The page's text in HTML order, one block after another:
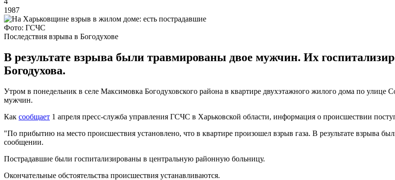
1987
Фото: ГСЧС
Последствия взрыва в Богодухове
В результате взрыва были травмированы двое мужчин. Их
Богодухова.
Утром в понедельник в селе Максимовка Богодуховского района в квартире двухэтажного жилого дома по улице
мужчин.
Как сообщает 1 апреля пресс-служба управления ГСЧС в Харьковской области, информация о происшествии
"По прибытию на место происшествия установлено, что в квартире произошел взрыв газа. В результате взрыва
сообщении.
Пострадавшие были госпитализированы в центральную районную больницу.
Окончательные обстоятельства происшествия устанавливаются.